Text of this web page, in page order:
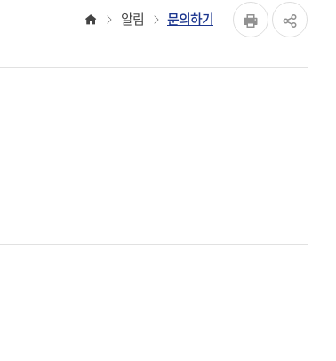
홈 알림 문의하기
페이지